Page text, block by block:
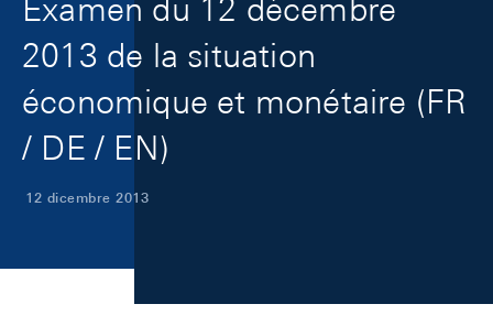
Examen du 12 décembre
2013 de la situation
économique et monétaire (FR
/ DE / EN)
12 dicembre 2013